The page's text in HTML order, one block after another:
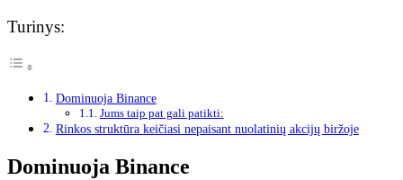
Turinys:
Dominuoja Binance
Jums taip pat gali patikti:
Rinkos struktūra keičiasi nepaisant nuolatinių akcijų biržoje
Dominuoja Binance